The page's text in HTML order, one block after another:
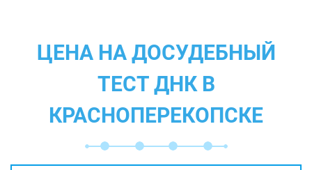
ЦЕНА НА ДОСУДЕБНЫЙ
ТЕСТ ДНК В
КРАСНОПЕРЕКОПСКЕ